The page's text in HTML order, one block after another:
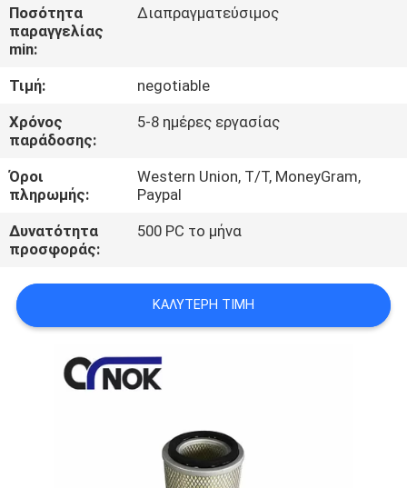
ΠΟΙΟΤΙΚΌΣ
ΈΛΕΓΧΟΣ
ΜΑΣ
ΕΛΆΤΕ
ΕΠΑΦΉ
ΜΕ
ΕΙΔΉΣΕΙΣ
ΖΗΤΉΣΤΕ
ΑΠΌΣΠΑΣΜΑ
Ποσότητα
παραγγελίας
min:
Διαπραγματεύσιμος
Τιμή:
negotiable
Χρόνος
παράδοσης:
5-8 ημέρες εργασίας
Όροι
πληρωμής:
Western Union, T/T, MoneyGram,
Paypal
Δυνατότητα
προσφοράς:
500 PC το μήνα
ΚΑΛΎΤΕΡΗ ΤΙΜΉ